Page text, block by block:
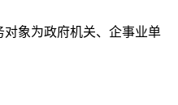
象为政府机关、企事业单